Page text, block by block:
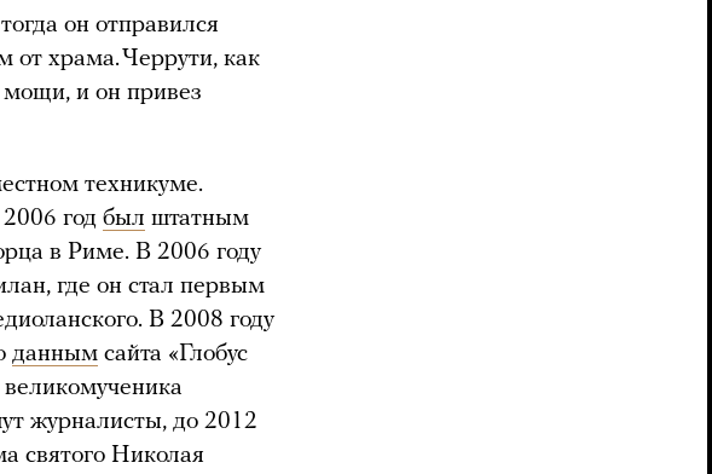
он отправился
храма. Черрути, как
мощи, и он привез
техникуме.
год был штатным
в Риме. В 2006 году
где он стал первым
В 2008 году
данным сайта «Глобус
журналисты, до 2012
святого Николая